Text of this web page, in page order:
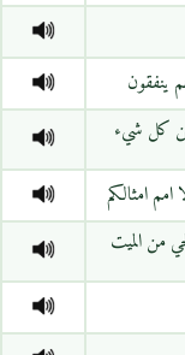
ينفقون
من كل شيء
امثالكم
من الميت